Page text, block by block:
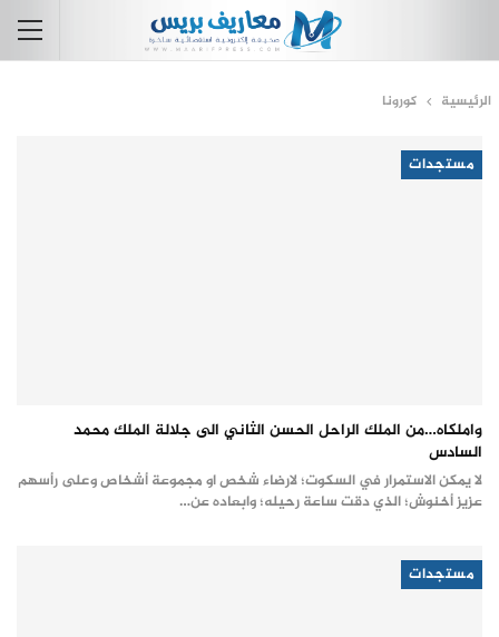
الرئيسية كورونا
مستجدات
واملكاه…من الملك الراحل الحسن الثاني الى جلالة الملك محمد
السادس
لا يمكن الاستمرار في السكوت؛ لارضاء شخص او مجموعة أشخاص وعلى رأسهم
عزيز أخنوش؛ الذي دقت ساعة رحيله؛ وابعاده عن…
مستجدات